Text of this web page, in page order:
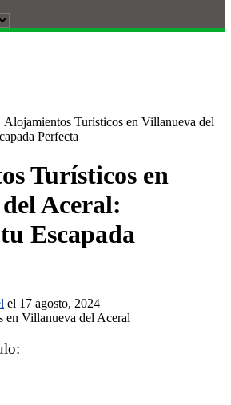
Alojamientos Turísticos en Villanueva del
Perfecta
Turísticos en
Aceral:
Escapada
el 17 agosto, 2024